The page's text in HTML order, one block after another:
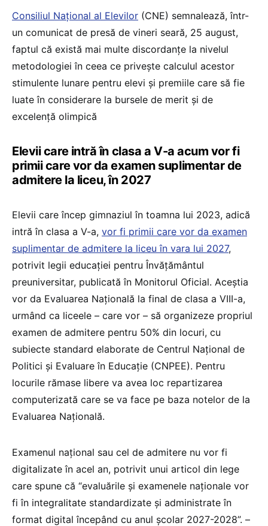
Consiliul Național al Elevilor (CNE) semnalează, într-
un comunicat de presă de vineri seară, 25 august,
faptul că există mai multe discordanțe la nivelul
metodologiei în ceea ce privește calculul acestor
stimulente lunare pentru elevi și premiile care să fie
luate în considerare la bursele de merit și de
excelență olimpică
Elevii care intră în clasa a V-a acum vor fi
primii care vor da examen suplimentar de
admitere la liceu, în 2027
Elevii care încep gimnaziul în toamna lui 2023, adică
intră în clasa a V-a, vor fi primii care vor da examen
suplimentar de admitere la liceu în vara lui 2027,
potrivit legii educației pentru Învățământul
preuniversitar, publicată în Monitorul Oficial. Aceștia
vor da Evaluarea Națională la final de clasa a VIII-a,
urmând ca liceele – care vor – să organizeze propriul
examen de admitere pentru 50% din locuri, cu
subiecte standard elaborate de Centrul Național de
Politici și Evaluare în Educație (CNPEE). Pentru
locurile rămase libere va avea loc repartizarea
computerizată care se va face pe baza notelor de la
Evaluarea Națională.
Examenul național sau cel de admitere nu vor fi
digitalizate în acel an, potrivit unui articol din lege
care spune că “evaluările și examenele naționale vor
fi în integralitate standardizate și administrate în
format digital începând cu anul școlar 2027-2028”. –